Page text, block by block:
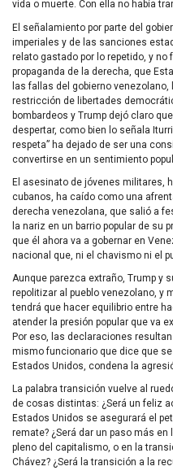
vida o muerte. Con ella no había
El señalamiento por parte del
imperiales y de las sanciones
relato gastado por lo repetido, y no
propaganda de la derecha, que
las fallas del gobierno
restricción de libertades
bombardeos y Trump dejó claro
despertar, como bien lo señala
respeta” ha dejado de ser una
convertirse en un sentimiento
El asesinato de jóvenes militares,
cubanos, ha caído como una
derecha venezolana, que salió a
la nariz en un barrio popular de su
que él ahora va a gobernar en
nacional que, ni el chavismo ni el
Aunque parezca extraño, Trump y
repolitizar al pueblo venezolano, y
tendrá que hacer equilibrio entre
atender la presión popular que va
Por eso, las declaraciones
mismo funcionario que dice que
Estados Unidos, condena la
La palabra transición vuelve al
de cosas distintas: ¿Será un feliz
Estados Unidos se asegurará el
remate? ¿Será dar un paso más
pleno del capitalismo, o en la
Chávez? ¿Será la transición a la